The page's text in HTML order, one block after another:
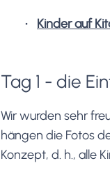
Kinder auf
Tag 1 - die
Wir wurden sehr
hängen die Fotos
Konzept, d. h., alle